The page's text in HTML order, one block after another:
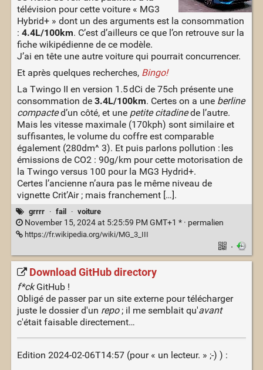
télévision pour cette voiture « MG3
Hybrid+ » dont un des arguments est la consommation
: 4.4L/100km. C’est d’ailleurs ce que l’on retrouve sur la
fiche wikipédienne de ce modèle.
J’ai en tête une autre voiture qui pourrait concurrencer.
Et après quelques recherches, Bingo!
La Twingo II en version 1.5 dCi de 75ch présente une
consommation de 3.4L/100km. Certes on a une berline
compacted’un côté, et une petite citadinede l’autre.
Mais les vitesse maximale (170kph) sont similaire et
suffisantes, le volume du coffre est comparable
également (280dm^ 3). Et puis parlons pollution : les
émissions de CO2 : 90g/km pour cette motorisation de
la Twingo versus 100 pour la MG3 Hydrid+.
Certes l’ancienne n’aura pas le même niveau de
vignette Crit’Air ; mais franchement […].
grrrr · fail · voiture
November 15, 2024 at 5:25:59 PM GMT+1 * · permalien
https://fr.wikipedia.org/wiki/MG_3_III
·
Download GitHub directory
f*ckGitHub !
Obligé de passer par un site externe pour télécharger
juste le dossier d'un repo; il me semblait qu'avant
c'était faisable directement…
Edition 2024-02-06T14:57 (pour « un lecteur. » ;-) ) :